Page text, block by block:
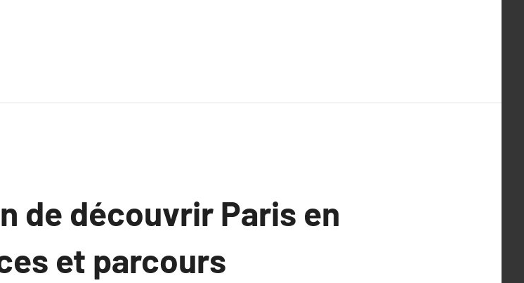
de découvrir Paris en
et parcours